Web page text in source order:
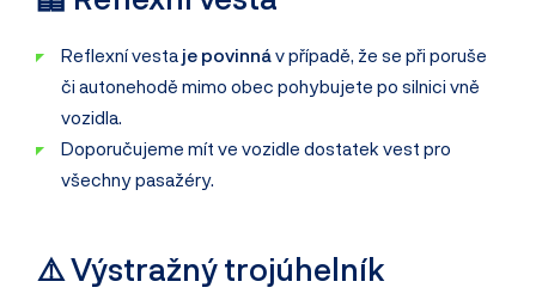
Reflexní vesta je povinnáv případě, že se při poruše
či autonehodě mimo obec pohybujete po silnici vně
vozidla.
Doporučujeme mít ve vozidle dostatek vest pro
všechny pasažéry.
⚠️ Výstražný trojúhelník